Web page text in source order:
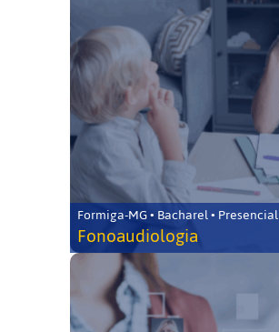
Formiga-MG • Bacharel • Presencial
Fonoaudiologia